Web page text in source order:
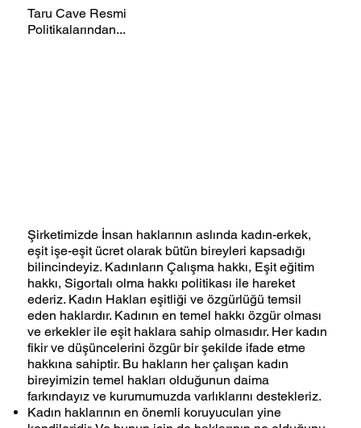
Taru Cave Resmi
Politikalarından...
Şirketimizde İnsan haklarının aslında kadın-erkek,
eşit işe-eşit ücret olarak bütün bireyleri kapsadığı
bilincindeyiz. Kadınların Çalışma hakkı, Eşit eğitim
hakkı, Sigortalı olma hakkı politikası ile hareket
ederiz. Kadın Hakları eşitliği ve özgürlüğü temsil
eden haklardır. Kadının en temel hakkı özgür olması
ve erkekler ile eşit haklara sahip olmasıdır. Her kadın
fikir ve düşüncelerini özgür bir şekilde ifade etme
hakkına sahiptir. Bu hakların her çalışan kadın
bireyimizin temel hakları olduğunun daima
farkındayız ve kurumumuzda varlıklarını destekleriz.
Kadın haklarının en önemli koruyucuları yine